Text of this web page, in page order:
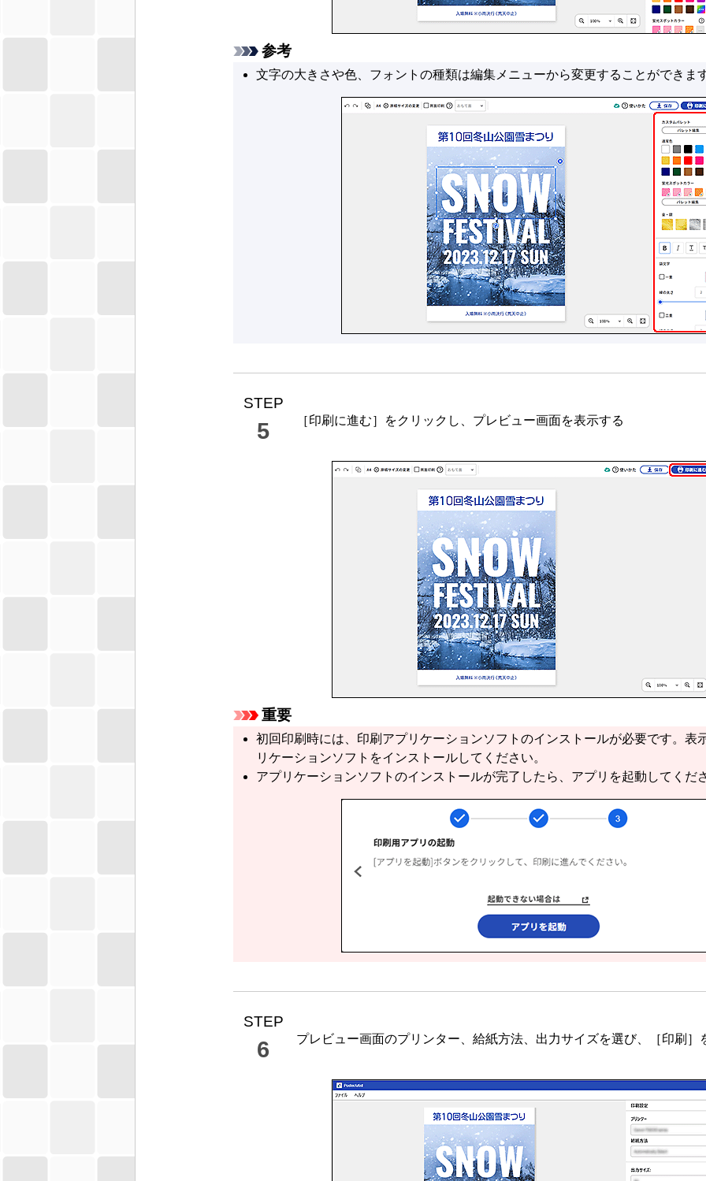
参考
文字の大きさや色、フォントの種類は編集メニューから変更することができま
STEP
5 ［印刷に進む］をクリックし、プレビュー画面を表示する
重要
初回印刷時には、印刷アプリケーションソフトのインストールが必要です。表
リケーションソフトをインストールしてください。
アプリケーションソフトのインストールが完了したら、アプリを起動してくだ
STEP
6 プレビュー画面のプリンター、給紙方法、出力サイズを選び、［印刷 ］